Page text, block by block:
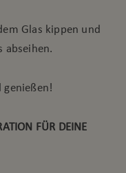
Glas kippen und
abseihen.
genießen!
FÜR DEINE